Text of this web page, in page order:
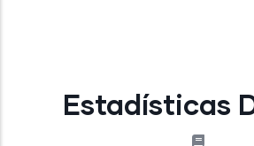
Estadísticas